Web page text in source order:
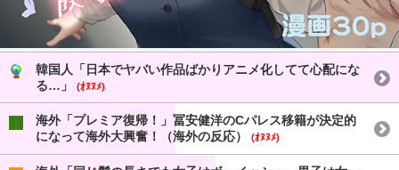
韓国人「日本でヤバい作品ばかりアニメ化してて心配にな
る…」
(ｵﾇﾇﾒ)
海外「プレミア復帰！」冨安健洋のCパレス移籍が決定的
になって海外大興奮！（海外の反応）
(ｵﾇﾇﾒ)